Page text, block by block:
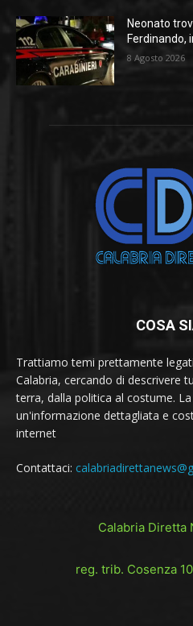
Neonato
Ferdinando,
8 Agosto 2026
COSA
Trattiamo temi prettamente
Calabria, cercando di descrivere
terra, dalla politica al costume.
un'informazione dettagliata e
internet
Contattaci:
Calabria Diretta
reg. trib. Cosenza